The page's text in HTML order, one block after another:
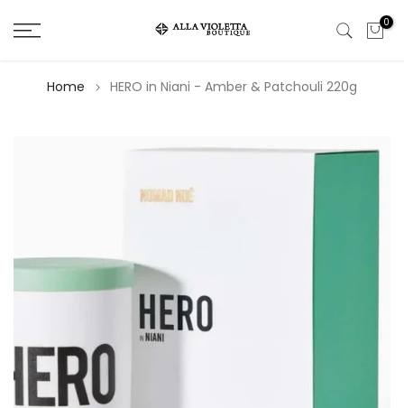
il
0
Home HERO in Niani - Amber & Patchouli 220g